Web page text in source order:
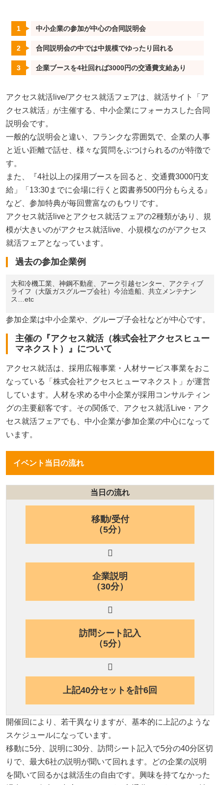
中小企業の参加が中心の合同説明会
合同説明会の中では中規模でゆったり回れる
企業ブースを4社回れば3000円の交通費支給あり
アクセス就活live/アクセス就活フェアは、就活サイト「ア
クセス就活」が主催する、中小企業にフォーカスした合同
説明会です。
一般的な説明会と違い、フランクな雰囲気で、企業の人事
と近い距離で話せ、様々な質問をぶつけられるのが特徴で
す。
また、『4社以上の採用ブースを回ると、交通費3000円支
給」「13:30までに会場に行くと図書券500円分もらえる』
など、参加特典が毎回豊富なのもウリです。
アクセス就活liveとアクセス就活フェアの2種類があり、規
模が大きいのがアクセス就活live、小規模なのがアクセス
就活フェアとなっています。
過去の参加企業例
大和冷機工業、神鋼不動産、アーク引越センター、アクティブ
ライフ（大阪ガスグループ会社）今治造船、共立メンテナン
ス…etc
参加企業は中小企業や、グループ子会社などが中心です。
主催の『アクセス就活（株式会社アクセスヒュー
マネクスト）』について
アクセス就活は、採用広報事業・人材サービス事業をおこ
なっている「株式会社アクセスヒューマネクスト」が運営
しています。人材を求める中小企業が採用コンサルティン
グの主要顧客です。その関係で、アクセス就活Live・アク
セス就活フェアでも、中小企業が参加企業の中心になって
います。
イベント当日の流れ
移動/受付
（5分）
企業説明
（30分）
訪問シート記入
（5分）
上記40分セットを計6回
開催回により、若干異なりますが、基本的に上記のような
スケジュールになっています。
移動に5分、説明に30分、訪問シート記入で5分の40分区切
りで、最大6社の説明が聞いて回れます。どの企業の説明
を聞いて回るかは就活生の自由です。興味を持てなかった